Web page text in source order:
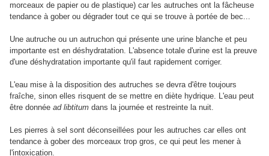
morceaux de papier ou de plastique) car les autruches ont la fâcheuse
tendance à gober ou dégrader tout ce qui se trouve à portée de bec...
Une autruche ou un autruchon qui présente une urine blanche et peu
importante est en déshydratation. L'absence totale d'urine est la preuve
d'une déshydratation importante qu'il faut rapidement corriger.
L'eau mise à la disposition des autruches se devra d'être toujours
fraîche, sinon elles risquent de se mettre en diète hydrique. L'eau peut
être donnée ad libtitum dans la journée et restreinte la nuit.
Les pierres à sel sont déconseillées pour les autruches car elles ont
tendance à gober des morceaux trop gros, ce qui peut les mener à
l'intoxication.